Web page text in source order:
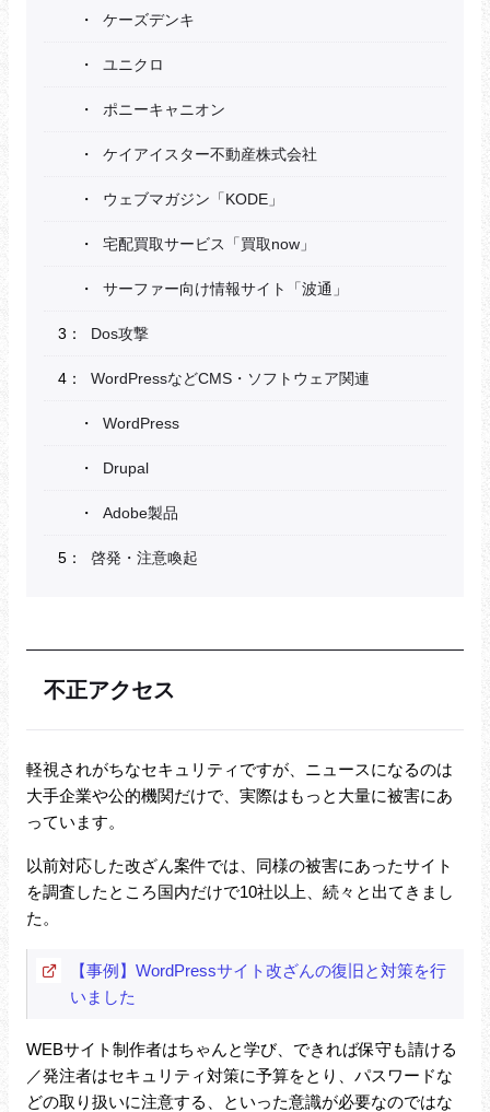
ケーズデンキ
ユニクロ
ポニーキャニオン
ケイアイスター不動産株式会社
ウェブマガジン「KODE」
宅配買取サービス「買取now」
サーファー向け情報サイト「波通」
Dos攻撃
WordPressなどCMS・ソフトウェア関連
WordPress
Drupal
Adobe製品
啓発・注意喚起
不正アクセス
軽視されがちなセキュリティですが、ニュースになるのは
大手企業や公的機関だけで、実際はもっと大量に被害にあ
っています。
以前対応した改ざん案件では、同様の被害にあったサイト
を調査したところ国内だけで10社以上、続々と出てきまし
た。
【事例】WordPressサイト改ざんの復旧と対策を行
いました
WEBサイト制作者はちゃんと学び、できれば保守も請ける
／発注者はセキュリティ対策に予算をとり、パスワードな
どの取り扱いに注意する、といった意識が必要なのではな